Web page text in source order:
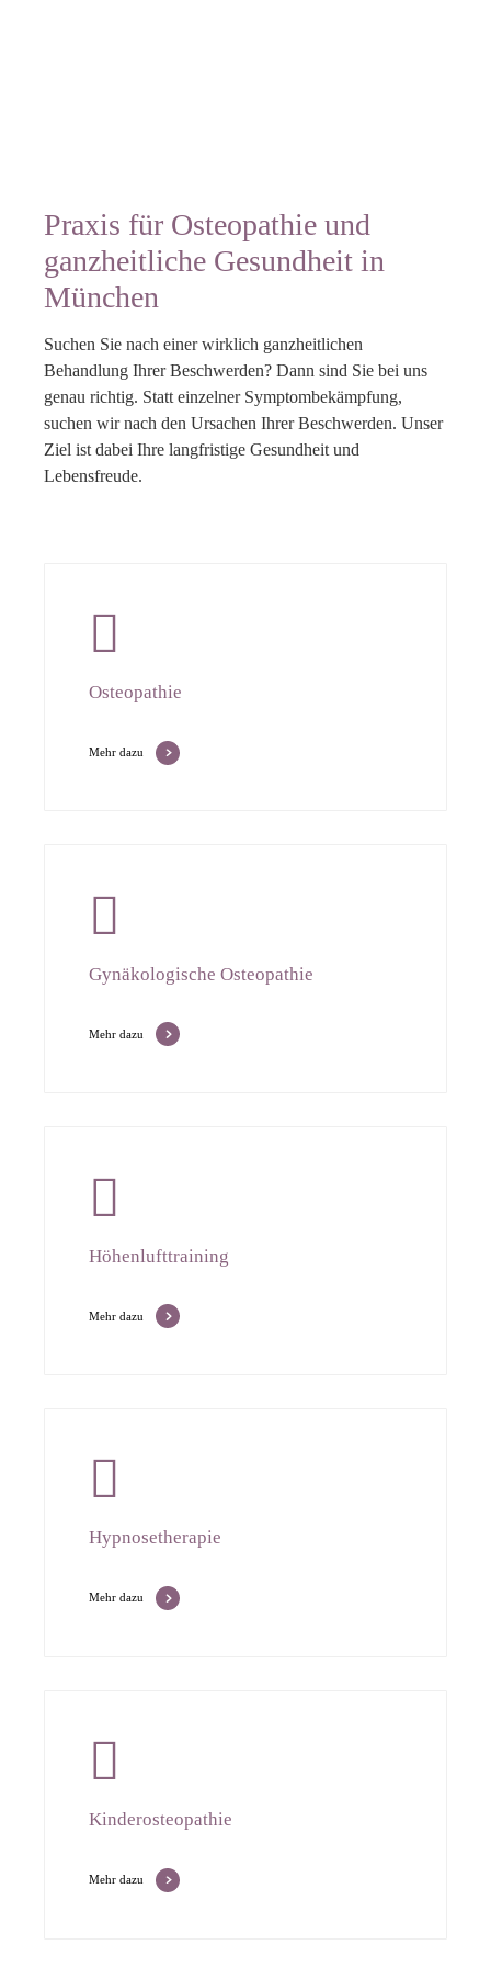
Praxis für Osteopathie und
ganzheitliche Gesundheit in
München
Suchen Sie nach einer wirklich ganzheitlichen
Behandlung Ihrer Beschwerden? Dann sind Sie bei uns
genau richtig. Statt einzelner Symptombekämpfung,
suchen wir nach den Ursachen Ihrer Beschwerden. Unser
Ziel ist dabei Ihre langfristige Gesundheit und
Lebensfreude.
Osteopathie
Mehr dazu
Gynäkologische Osteopathie
Mehr dazu
Höhenlufttraining
Mehr dazu
Hypnosetherapie
Mehr dazu
Kinderosteopathie
Mehr dazu